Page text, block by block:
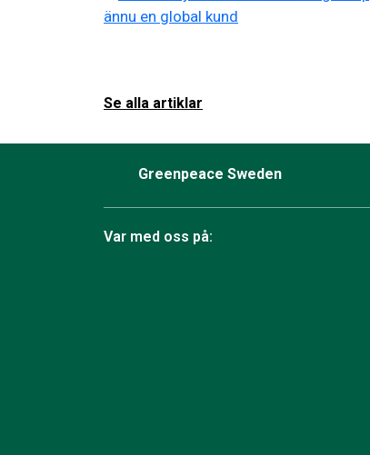
Se alla artiklar
Greenpeace Sweden
Var med oss på: